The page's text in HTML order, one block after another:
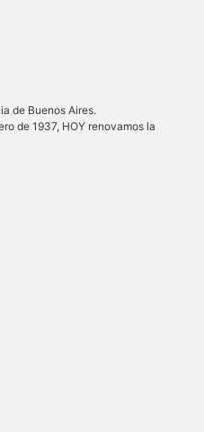
de Buenos Aires.
de 1937, HOY renovamos la